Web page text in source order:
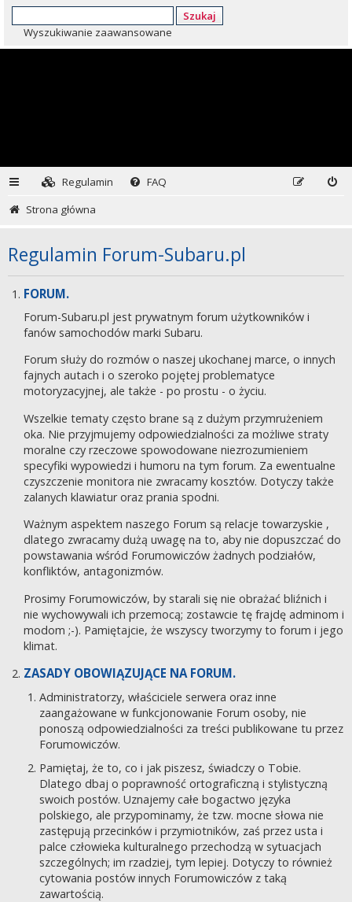
Szukaj
Wyszukiwanie zaawansowane
Regulamin
FAQ
Strona główna
Regulamin Forum-Subaru.pl
FORUM.
Forum-Subaru.pl jest prywatnym forum użytkowników i
fanów samochodów marki Subaru.
Forum służy do rozmów o naszej ukochanej marce, o innych
fajnych autach i o szeroko pojętej problematyce
motoryzacyjnej, ale także - po prostu - o życiu.
Wszelkie tematy często brane są z dużym przymrużeniem
oka. Nie przyjmujemy odpowiedzialności za możliwe straty
moralne czy rzeczowe spowodowane niezrozumieniem
specyfiki wypowiedzi i humoru na tym forum. Za ewentualne
czyszczenie monitora nie zwracamy kosztów. Dotyczy także
zalanych klawiatur oraz prania spodni.
Ważnym aspektem naszego Forum są relacje towarzyskie ,
dlatego zwracamy dużą uwagę na to, aby nie dopuszczać do
powstawania wśród Forumowiczów żadnych podziałów,
konfliktów, antagonizmów.
Prosimy Forumowiczów, by starali się nie obrażać bliźnich i
nie wychowywali ich przemocą; zostawcie tę frajdę adminom i
modom ;-). Pamiętajcie, że wszyscy tworzymy to forum i jego
klimat.
ZASADY OBOWIĄZUJĄCE NA FORUM.
Administratorzy, właściciele serwera oraz inne
zaangażowane w funkcjonowanie Forum osoby, nie
ponoszą odpowiedzialności za treści publikowane tu przez
Forumowiczów.
Pamiętaj, że to, co i jak piszesz, świadczy o Tobie.
Dlatego dbaj o poprawność ortograficzną i stylistyczną
swoich postów. Uznajemy całe bogactwo języka
polskiego, ale przypominamy, że tzw. mocne słowa nie
zastępują przecinków i przymiotników, zaś przez usta i
palce człowieka kulturalnego przechodzą w sytuacjach
szczególnych; im rzadziej, tym lepiej. Dotyczy to również
cytowania postów innych Forumowiczów z taką
zawartością.